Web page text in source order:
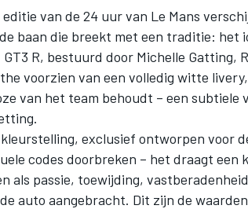
DTM
van de 24 uur van Le Mans
baan die breekt met een traditie: het
GT3 R, bestuurd door Michelle Gatting,
voorzien van een volledig witte
van het team behoudt – een subtiele
kleurstelling, exclusief ontworpen voor
codes doorbreken – het draagt
als passie, toewijding,
auto aangebracht. Dit zijn de